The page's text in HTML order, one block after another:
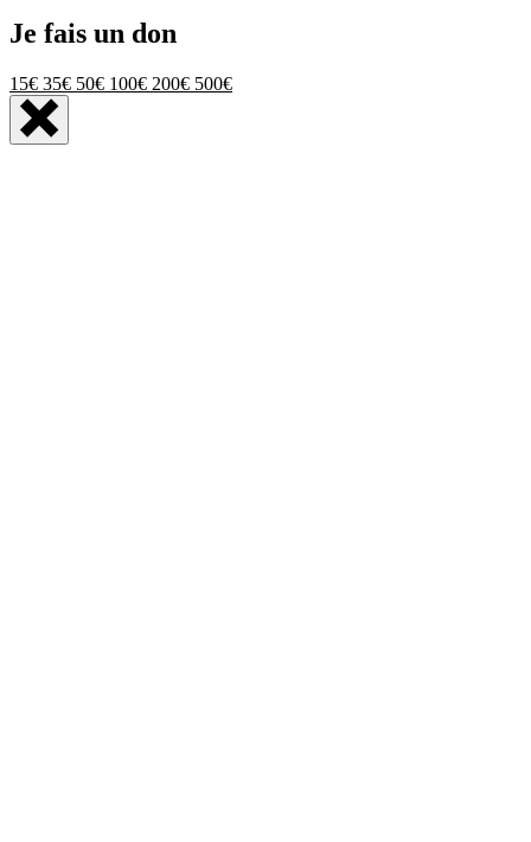
Je fais un don
15€ 35€ 50€ 100€ 200€ 500€